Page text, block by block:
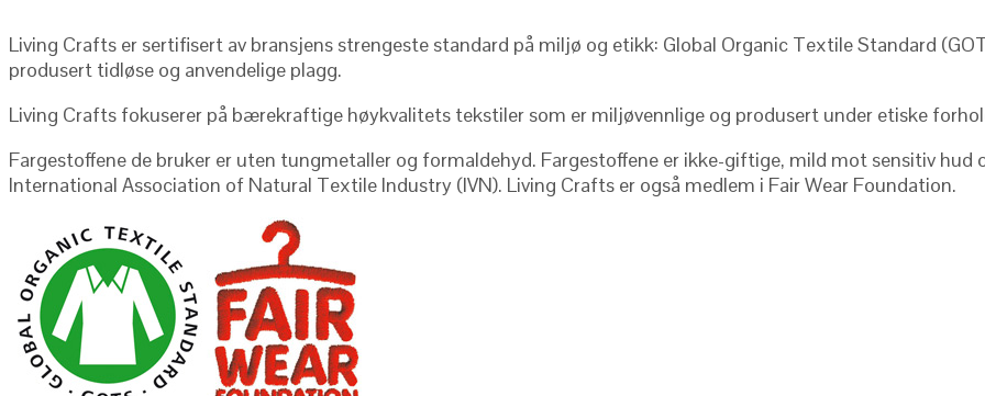
Living Crafts er sertifisert av bransjens strengeste standard på miljø og etikk: Global Organic Textile Standard
produsert tidløse og anvendelige plagg.
Living Crafts fokuserer på bærekraftige høykvalitets tekstiler som er miljøvennlige og produsert under etiske
Fargestoffene de bruker er uten tungmetaller og formaldehyd. Fargestoffene er ikke-giftige, mild mot sensitiv
International Association of Natural Textile Industry (IVN). Living Crafts er også medlem i Fair Wear Foundation.